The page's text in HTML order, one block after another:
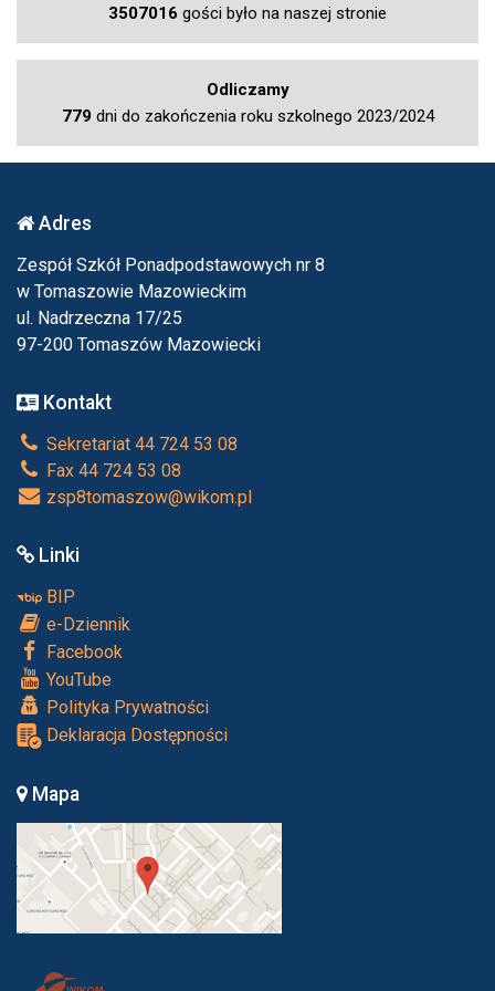
3507016 gości było na naszej stronie
Odliczamy
779 dni do zakończenia roku szkolnego 2023/2024
Adres
Zespół Szkół Ponadpodstawowych nr 8
w Tomaszowie Mazowieckim
ul. Nadrzeczna 17/25
97-200 Tomaszów Mazowiecki
Kontakt
Sekretariat 44 724 53 08
Fax 44 724 53 08
zsp8tomaszow@wikom.pl
Linki
BIP
e-Dziennik
Facebook
YouTube
Polityka Prywatności
Deklaracja Dostępności
Mapa